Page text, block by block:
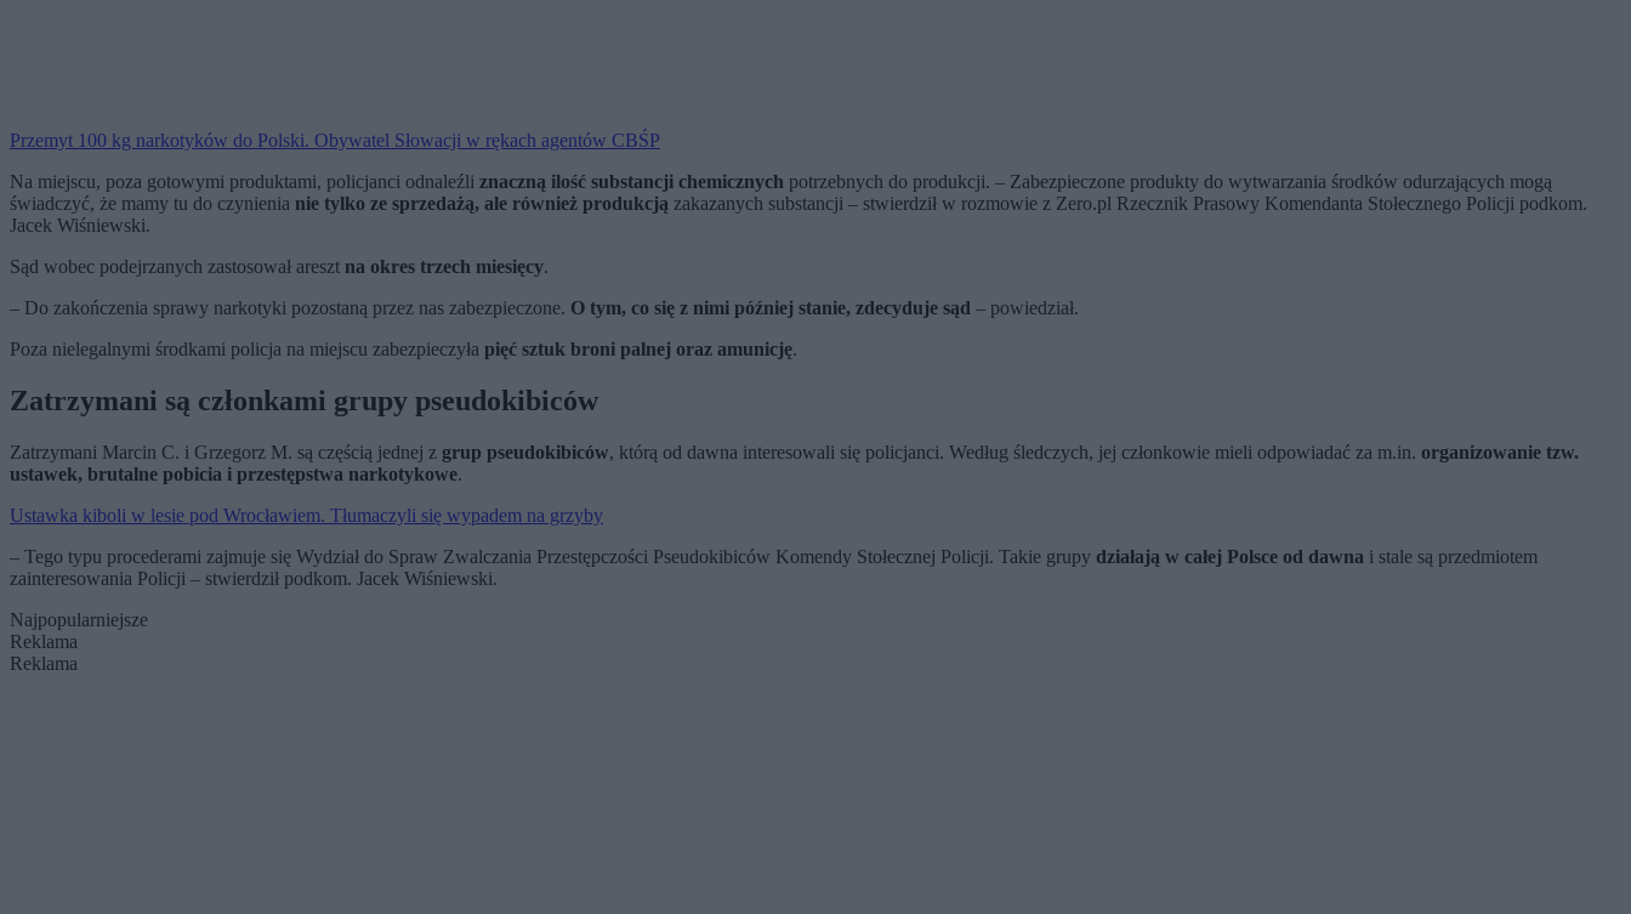
Przemyt 100 kg narkotyków do Polski. Obywatel Słowacji w rękach agentów CBŚP
Na miejscu, poza gotowymi produktami, policjanci odnaleźli znaczną ilość substancji chemicznych potrzebnych do produkcji. – Zabezpieczone produkty do wytwarzania środków odurzających mogą
świadczyć, że mamy tu do czynienia nie tylko ze sprzedażą, ale również produkcją zakazanych substancji – stwierdził w rozmowie z Zero.pl Rzecznik Prasowy Komendanta Stołecznego Policji podkom.
Jacek Wiśniewski.
Sąd wobec podejrzanych zastosował areszt na okres trzech miesięcy.
– Do zakończenia sprawy narkotyki pozostaną przez nas zabezpieczone. O tym, co się z nimi później stanie, zdecyduje sąd – powiedział.
Poza nielegalnymi środkami policja na miejscu zabezpieczyła pięć sztuk broni palnej oraz amunicję.
Zatrzymani są członkami grupy pseudokibiców
Zatrzymani Marcin C. i Grzegorz M. są częścią jednej z grup pseudokibiców, którą od dawna interesowali się policjanci. Według śledczych, jej członkowie mieli odpowiadać za m.in. organizowanie tzw.
ustawek, brutalne pobicia i przestępstwa narkotykowe.
Ustawka kiboli w lesie pod Wrocławiem. Tłumaczyli się wypadem na grzyby
– Tego typu procederami zajmuje się Wydział do Spraw Zwalczania Przestępczości Pseudokibiców Komendy Stołecznej Policji. Takie grupy działają w całej Polsce od dawna i stale są przedmiotem
zainteresowania Policji – stwierdził podkom. Jacek Wiśniewski.
Najpopularniejsze
Reklama
Reklama